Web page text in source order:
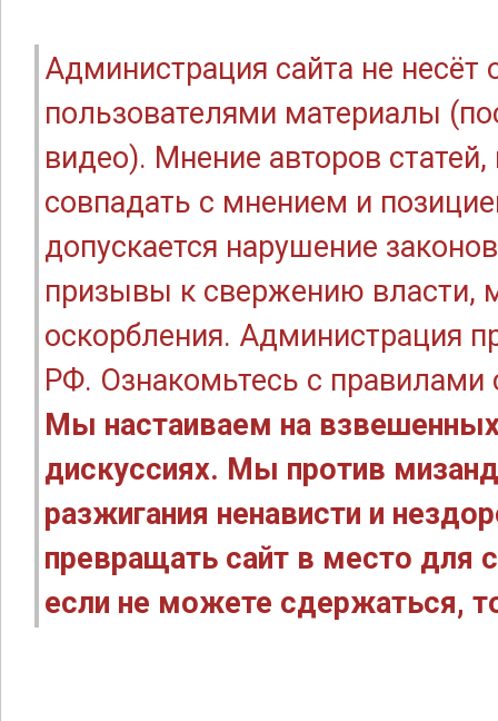
Администрация сайта не
пользователями материалы
видео). Мнение авторов
совпадать с мнением и
допускается нарушение
призывы к свержению власти,
оскорбления. Администрация
РФ. Ознакомьтесь с правилами
Мы настаиваем на
дискуссиях. Мы против
разжигания ненависти и
превращать сайт в место для
если не можете сдержаться,